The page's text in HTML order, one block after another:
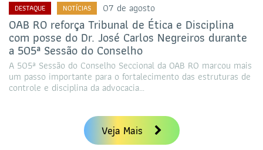
DESTAQUE NOTÍCIAS 07 de agosto
OAB RO reforça Tribunal de Ética e Disciplina
com posse do Dr. José Carlos Negreiros durante
a 505ª Sessão do Conselho
A 505ª Sessão do Conselho Seccional da OAB RO marcou mais
um passo importante para o fortalecimento das estruturas de
controle e disciplina da advocacia…
Veja Mais